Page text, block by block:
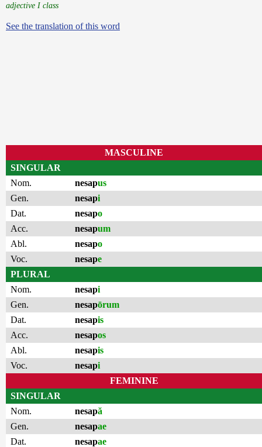
adjective I class
See the translation of this word
MASCULINE
SINGULAR
Nom.
nesapus
Gen.
nesapi
Dat.
nesapo
Acc.
nesapum
Abl.
nesapo
Voc.
nesape
PLURAL
Nom.
nesapi
Gen.
nesapōrum
Dat.
nesapis
Acc.
nesapos
Abl.
nesapis
Voc.
nesapi
FEMININE
SINGULAR
Nom.
nesapă
Gen.
nesapae
Dat.
nesapae